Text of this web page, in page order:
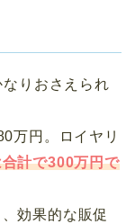
りおさえられ
万円。ロイヤリ
計で300万円で
効果的な販促